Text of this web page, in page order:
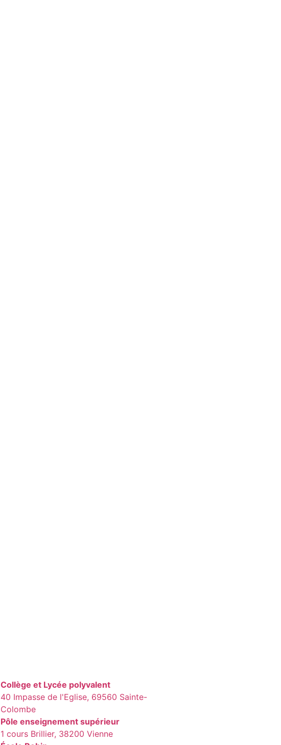
Collège et Lycée polyvalent
40 Impasse de l'Eglise, 69560 Sainte-
Colombe
Pôle enseignement supérieur
1 cours Brillier, 38200 Vienne